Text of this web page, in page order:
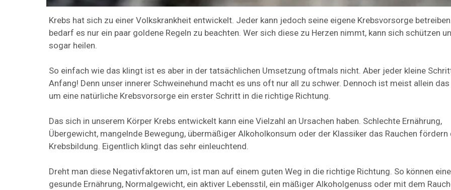
Krebs hat sich zu einer Volkskrankheit entwickelt. Jeder kann jedoch seine eigene Krebsvorsorge
bedarf es nur ein paar goldene Regeln zu beachten. Wer sich diese zu Herzen nimmt, kann sich schützen
sogar heilen.
So einfach wie das klingt ist es aber in der tatsächlichen Umsetzung oftmals nicht. Aber jeder kleine
Anfang! Denn unser innerer Schweinehund macht es uns oft nur all zu schwer. Dennoch ist meist allein
um eine natürliche Krebsvorsorge ein erster Schritt in die richtige Richtung.
Das sich in unserem Körper Krebs entwickelt kann eine Vielzahl an Ursachen haben. Schlechte Ernährung,
Übergewicht, mangelnde Bewegung, übermäßiger Alkoholkonsum oder der Klassiker das Rauchen fördern
Krebsbildung. Eigentlich klingt das sehr einleuchtend.
Dreht man diese Negativfaktoren um, ist man auf einem guten Weg in die richtige Richtung. So können eine
gesunde Ernährung, Normalgewicht, ein aktiver Lebensstil, ein mäßiger Alkoholgenuss oder mit dem